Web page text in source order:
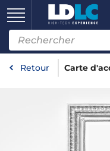
Retour Carte